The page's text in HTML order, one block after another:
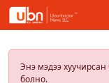
Энэ мэдээ
болно.